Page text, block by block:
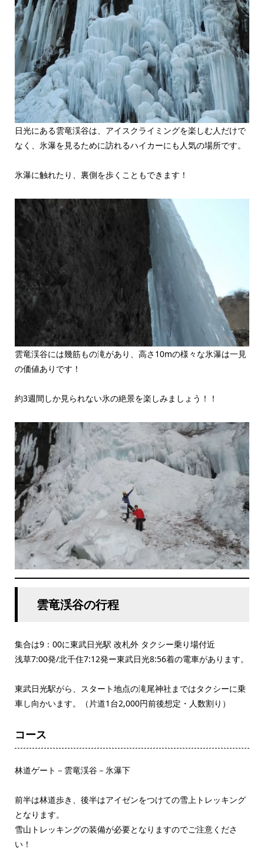
日光にある雲竜渓谷は、アイスクライミングを楽しむ人だけで
なく、氷瀑を見るために訪れるハイカーにも人気の場所です。
氷瀑に触れたり、裏側を歩くこともできます！
雲竜渓谷には幾筋もの滝があり、高さ10mの様々な氷瀑は一見
の価値ありです！
約3週間しか見られない氷の絶景を楽しみましょう！！
雲竜渓谷の行程
集合は9：00に東武日光駅 改札外 タクシー乗り場付近
浅草7:00発/北千住7:12発ー東武日光8:56着の電車があります。
東武日光駅がら、スタート地点の滝尾神社まではタクシーに乗
車し向かいます。（片道1台2,000円前後想定・人数割り）
コース
林道ゲート－雲竜渓谷－氷瀑下
前半は林道歩き、後半はアイゼンをつけての雪上トレッキング
となります。
雪山トレッキングの装備が必要となりますのでご注意くださ
い！